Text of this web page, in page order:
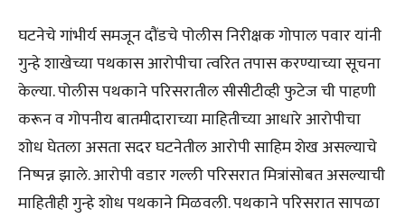
घटनेचे गांभीर्य समजून दौंडचे पोलीस निरीक्षक गोपाल पवार यांनी
गुन्हे शाखेच्या पथकास आरोपीचा त्वरित तपास करण्याच्या सूचना
केल्या. पोलीस पथकाने परिसरातील सीसीटीव्ही फुटेज ची पाहणी
करून व गोपनीय बातमीदाराच्या माहितीच्या आधारे आरोपीचा
शोध घेतला असता सदर घटनेतील आरोपी साहिम शेख असल्याचे
निष्पन्न झाले. आरोपी वडार गल्ली परिसरात मित्रांसोबत असल्याची
माहितीही गुन्हे शोध पथकाने मिळवली. पथकाने परिसरात सापळा